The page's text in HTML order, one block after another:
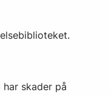
.
skader på